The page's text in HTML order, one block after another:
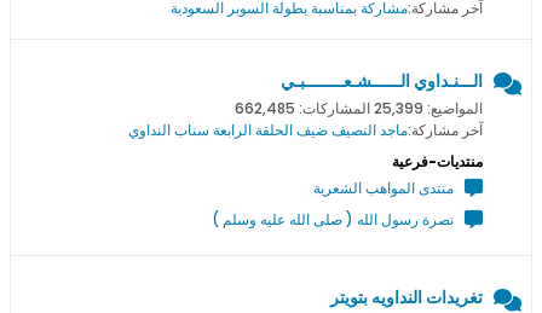
آخر مشاركة:مشاركة بمناسبة بطولة السوبر السعودية
الـــنـداوي الــــــشـعــــــــبـي
المواضيع: 25,399 المشاركات: 662,485
آخر مشاركة:ماجد النصيف ضيف الحلقة الرابعة سناب النداوي
منتديات-فرعية
منتدى المواهب الشعرية
نصرة رسول الله ( صلى الله عليه وسلم )
تغريدات النداويه بتويتر